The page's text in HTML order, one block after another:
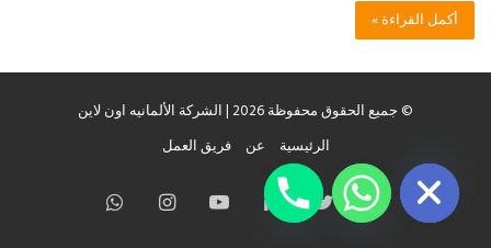
أكمل القراءة »
© جميع الحقوق محفوظة 2026 | الشركة الألمانيه اون لاين
الرئيسية
عن فريق العمل
فيسبوكتويتر لينكدإن يوتيوب انستقرام